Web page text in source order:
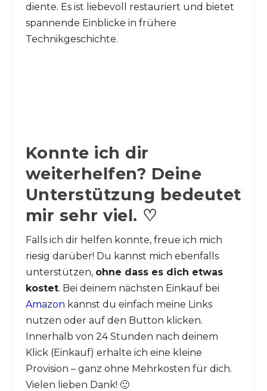
diente. Es ist liebevoll restauriert und bietet
spannende Einblicke in frühere
Technikgeschichte.
Konnte ich dir
weiterhelfen? Deine
Unterstützung bedeutet
mir sehr viel. ♡
Falls ich dir helfen konnte, freue ich mich
riesig darüber! Du kannst mich ebenfalls
unterstützen, ohne dass es dich etwas
kostet. Bei deinem nächsten Einkauf bei
Amazon kannst du einfach meine Links
nutzen oder auf den Button klicken.
Innerhalb von 24 Stunden nach deinem
Klick (Einkauf) erhalte ich eine kleine
Provision – ganz ohne Mehrkosten für dich.
Vielen lieben Dank! 🙂